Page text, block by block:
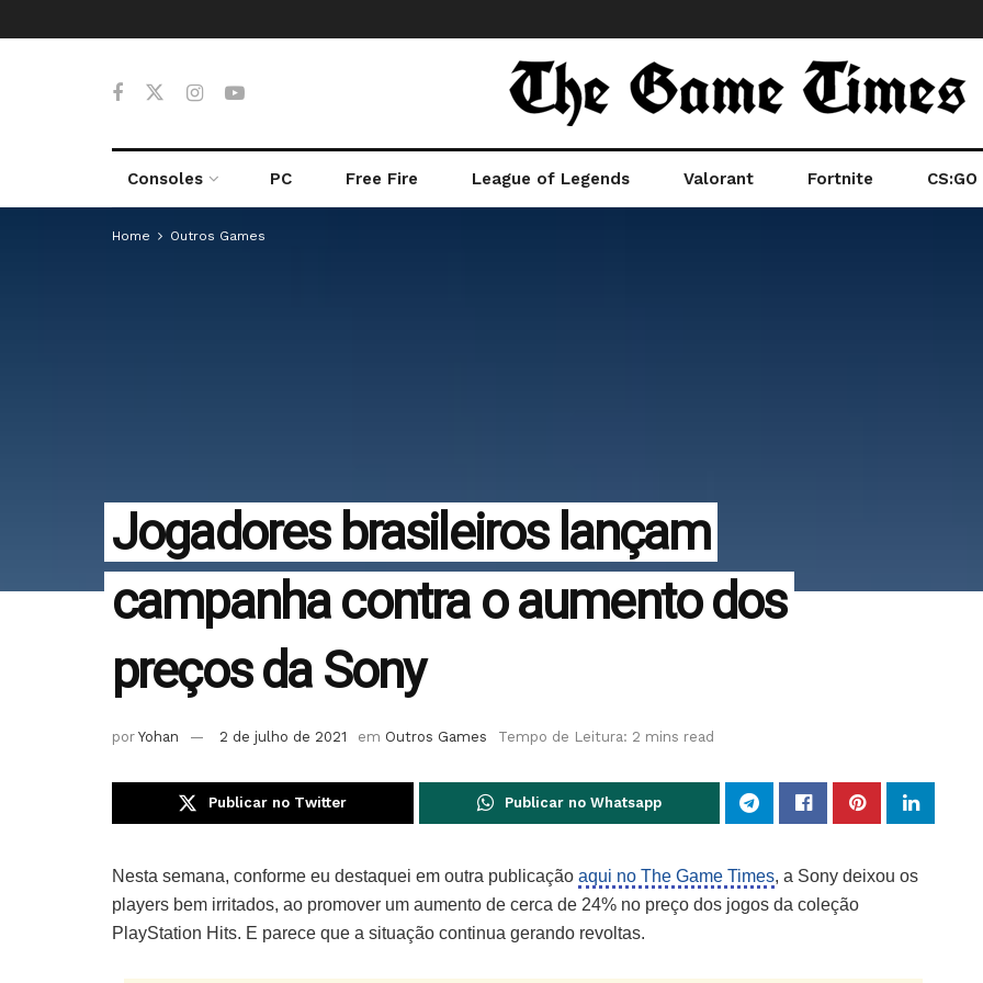
Consoles PC Free Fire League of Legends Valorant Fortnite CS:GO
Home Outros Games
Jogadores brasileiros lançam
campanha contra o aumento dos
preços da Sony
por Yohan 2 de julho de 2021 em Outros Games Tempo de Leitura: 2 mins read
Publicar no Twitter Publicar no Whatsapp
Nesta semana, conforme eu destaquei em outra publicação aqui no The Game Times, a Sony deixou os
players bem irritados, ao promover um aumento de cerca de 24% no preço dos jogos da coleção
PlayStation Hits. E parece que a situação continua gerando revoltas.